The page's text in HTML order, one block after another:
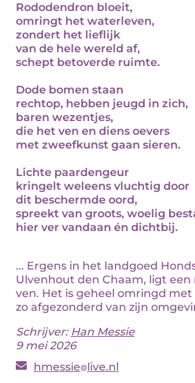
Rododendron bloeit,
omringt het waterleven,
zondert het lieflijk
van de hele wereld af,
schept betoverde ruimte.
Dode bomen staan
rechtop, hebben jeugd in zich,
baren wezentjes,
die het ven en diens oevers
met zweefkunst gaan sieren.
Lichte paardengeur
kringelt weleens vluchtig door
dit beschermde oord,
spreekt van groots, woelig
hier ver vandaan én dichtbij.
... Ergens in het landgoed
Ulvenhout den Chaam, ligt
ven. Het is geheel omringd
zo afgezonderd van zijn
Schrijver: Han Messie
9 mei 2026
hmessie live.nl